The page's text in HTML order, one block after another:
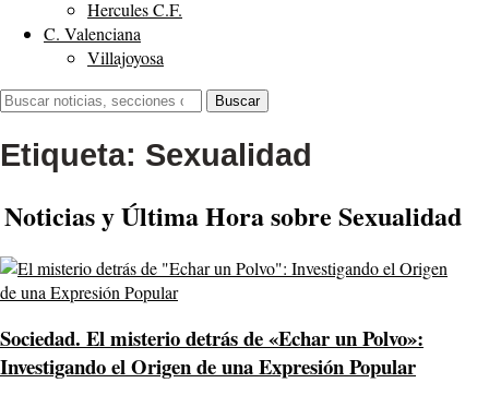
Hercules C.F.
C. Valenciana
Villajoyosa
Buscar:
Buscar
Etiqueta: Sexualidad
Noticias y Última Hora sobre Sexualidad
Sociedad. El misterio detrás de «Echar un Polvo»:
Investigando el Origen de una Expresión Popular